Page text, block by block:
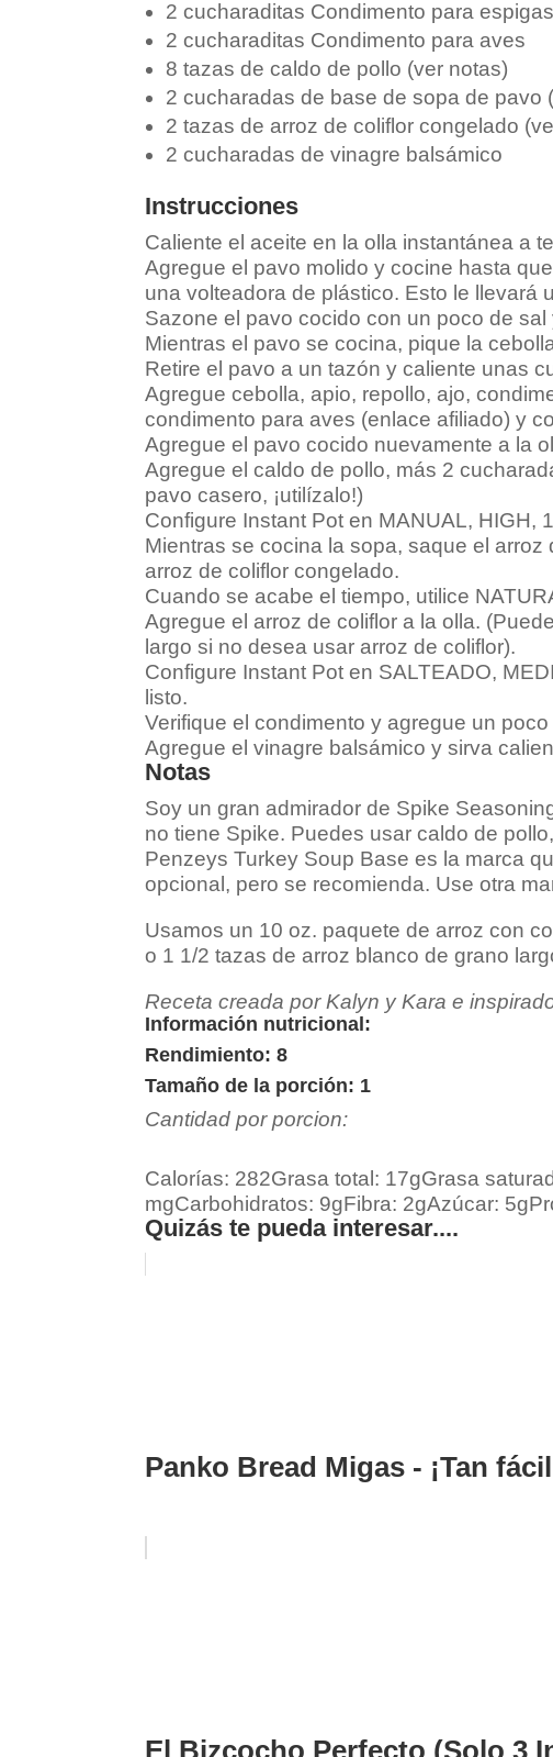
2 cucharaditas Condimento para
2 cucharaditas Condimento para aves
8 tazas de caldo de pollo (ver notas)
2 cucharadas de base de sopa de pavo
2 tazas de arroz de coliflor congelado
2 cucharadas de vinagre balsámico
Instrucciones
Caliente el aceite en la olla instantánea a
Agregue el pavo molido y cocine hasta
una volteadora de plástico. Esto le llevará
Sazone el pavo cocido con un poco de
Mientras el pavo se cocina, pique la
Retire el pavo a un tazón y caliente unas
Agregue cebolla, apio, repollo, ajo,
condimento para aves (enlace afiliado) y
Agregue el pavo cocido nuevamente a la
Agregue el caldo de pollo, más 2
pavo casero, ¡utilízalo!)
Configure Instant Pot en MANUAL, HIGH,
Mientras se cocina la sopa, saque el
arroz de coliflor congelado.
Cuando se acabe el tiempo, utilice
Agregue el arroz de coliflor a la olla.
largo si no desea usar arroz de coliflor).
Configure Instant Pot en SALTEADO,
listo.
Verifique el condimento y agregue un
Agregue el vinagre balsámico y sirva
Notas
Soy un gran admirador de Spike
no tiene Spike. Puedes usar caldo de
Penzeys Turkey Soup Base es la marca
opcional, pero se recomienda. Use otra
Usamos un 10 oz. paquete de arroz con
o 1 1/2 tazas de arroz blanco de grano
Receta creada por Kalyn y Kara e
Información nutricional:
Rendimiento: 8
Tamaño de la porción: 1
Cantidad por porcion:
Calorías: 282Grasa total: 17gGrasa
mgCarbohidratos: 9gFibra: 2gAzúcar: 5g
Quizás te pueda interesar....
Panko Bread Migas - ¡Tan
El Bizcocho Perfecto (Solo 3